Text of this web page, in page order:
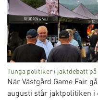
Tunga politiker i jaktdebatt på
När Västgård Game Fair
augusti står jaktpolitiken i